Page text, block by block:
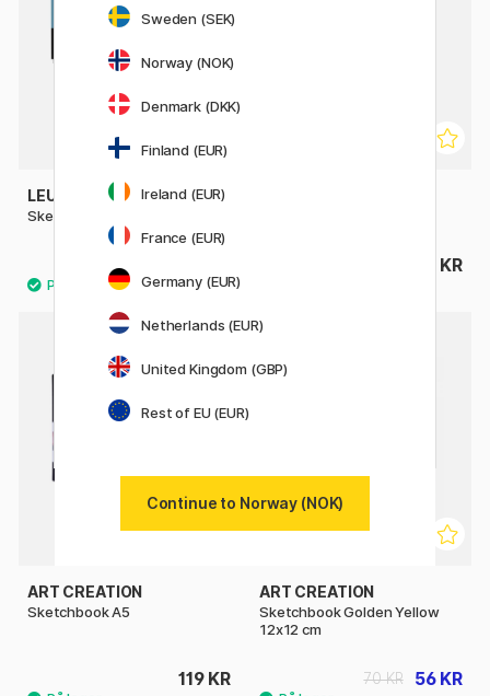
LEUCHTTURM1917
Sketchbook A5 Medium
315 KR 64 KR
ART CREATION
Sketchbook A5
119 KR
20%
ART CREATION
Sketchbook Golden Yellow
12x12 cm
56 KR
70 KR
Sweden (SEK)
Norway (NOK)
Denmark (DKK)
Finland (EUR)
Ireland (EUR)
France (EUR)
Germany (EUR)
Netherlands (EUR)
United Kingdom (GBP)
Rest of EU (EUR)
Continue to Norway (NOK)